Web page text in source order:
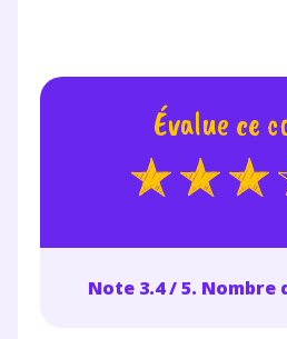
Évalue ce
Note 3.4 / 5. Nombre
* Votre code d'accès sera envoyé à
renseignant votre e-mail, vous
données à caractère personnel
la marque myMaxicours, afin que
accès au service de soutien scolaire
savoir plus sur la gestion de vos
pour exercer vos droits, vous
communications de la